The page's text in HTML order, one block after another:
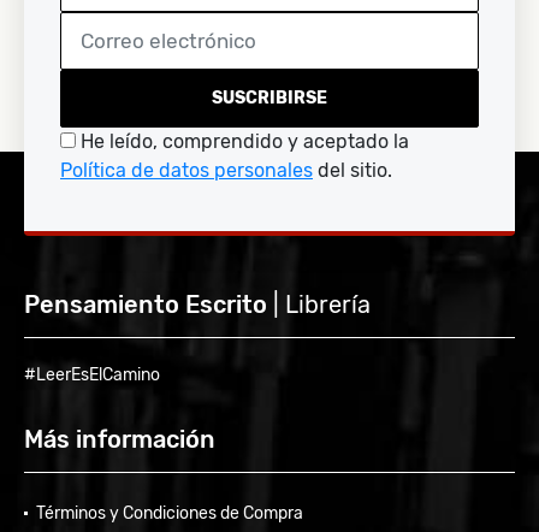
SUSCRIBIRSE
He leído, comprendido y aceptado la
Política de datos personales del sitio.
Pensamiento Escrito | Librería
#LeerEsElCamino
Más información
Términos y Condiciones de Compra